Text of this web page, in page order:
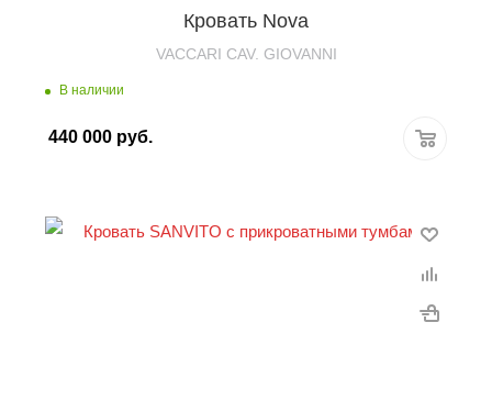
Кровать Nova
VACCARI CAV. GIOVANNI
В наличии
440 000 руб.